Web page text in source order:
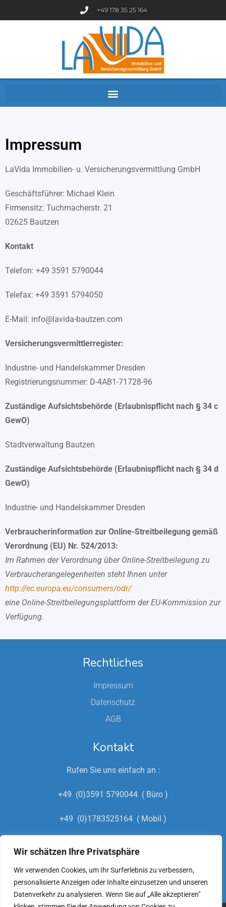
Wir schätzen Ihre Privatsphäre
Wir verwenden Cookies, um Ihr Surferlebnis zu verbessern,
personalisierte Anzeigen oder Inhalte einzusetzen und unseren
Datenverkehr zu analysieren. Wenn Sie auf „Alle akzeptieren"
+49 178 35 25 164
Impressum
LaVida Immobilien- u. Versicherungsvermittlung GmbH
Geschäftsführer: Michael Klein
Firmensitz: Tuchmacherstr. 21
02625 Bautzen
Kontakt
Telefon: +49 3591 5790044
Telefax: +49 3591 5794050
E-Mail: info@lavida-bautzen.com
Versicherungsvermittlerregister:
Industrie- und Handelskammer Dresden
Registrierungsnummer: D-4AB1-71728-96
Zuständige Aufsichtsbehörde (Erlaubnispflicht nach § 34 c
GewO)
Stadtverwaltung Bautzen
Zuständige Aufsichtsbehörde (Erlaubnispflicht nach § 34 d
GewO)
Industrie- und Handelskammer Dresden
Verbraucherinformation zur Online-Streitbeilegung gemäß
Verordnung (EU) Nr. 524/2013:
Im Rahmen der Verordnung über Online-Streitbeilegung zu
Verbraucherangelegenheiten steht Ihnen unter
http://ec.europa.eu/consumers/odr/
eine Online-Streitbeilegungsplattform der EU-Kommission zur
Verfügung.
Rechtliches
Impressum
Datenschutz
AGB
Kontakt
Rufen Sie uns einfach an :
+49 (0)3591 5790044 ( Büro )
+49 (0)1783525164 ( Mobil )
(Hausmeisternotdienst)